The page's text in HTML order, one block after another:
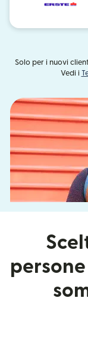
Solo per i nuovi
Vedi i